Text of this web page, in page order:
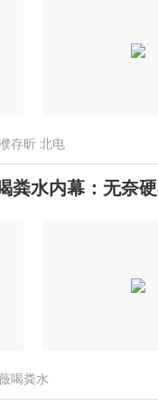
存昕 北电
粪水内幕：无奈
喝粪水